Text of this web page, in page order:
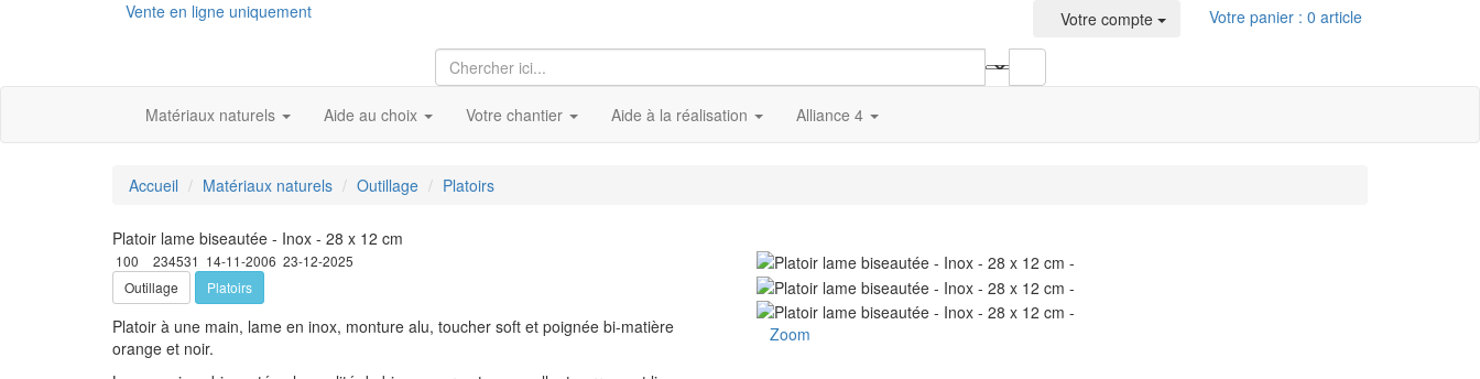
Vente en ligne uniquement Votre compte Votre panier : 0 article
Matériaux naturels Aide au choix Votre chantier Aide à la réalisation Alliance 4
Platoir lame biseautée - Inox - 28 x 12 cm
100 234531 14-11-2006
Outillage
Platoirs
Platoir à une main, lame en inox, monture alu, toucher soft et poignée bi-matière